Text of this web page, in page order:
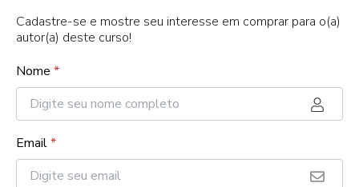
Cadastre-se e mostre seu interesse em comprar para o(a)
autor(a) deste curso!
Nome *
Email*